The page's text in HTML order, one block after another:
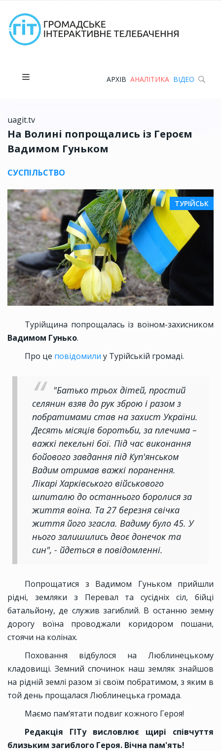
АРХІВ АНАЛІТИКА ВІДЕО
uagit.tv
На Волині попрощались із Героєм
Вадимом Гуньком
СУСПІЛЬСТВО
ТУРІЙСЬК
Турійщина попрощалась із воїном-захисником
Вадимом Гунько.
Про це повідомили у Турійській громаді.
"Батько трьох дітей, простий
селянин взяв до рук зброю і разом з
побратимами став на захист України.
Десять місяців боротьби, за плечима –
важкі пекельні бої. Під час виконання
бойового завдання під Куп'янськом
Вадим отримав важкі поранення.
Лікарі Харківського військового
шпиталю до останнього боролися за
життя воїна. Та 27 березня свічка
життя його згасла. Вадиму було 45. У
нього залишились двоє донечок та
син", - йдеться в повідомленні.
Попрощатися з Вадимом Гуньком прийшли
рідні, земляки з Перевал та сусідніх сіл, бійці
батальйону, де служив загиблий. В останню земну
дорогу воїна проводжали коридором пошани,
стоячи на колінах.
Поховання відбулося на Люблинецькому
кладовищі. Земний спочинок наш земляк знайшов
на рідній землі разом зі своїм побратимом, з яким в
той день прощалася Люблинецька громада.
Маємо пам’ятати подвиг кожного Героя!
Редакція ГІТу висловлює щирі співчуття
близьким загиблого Героя. Вічна пам'ять!